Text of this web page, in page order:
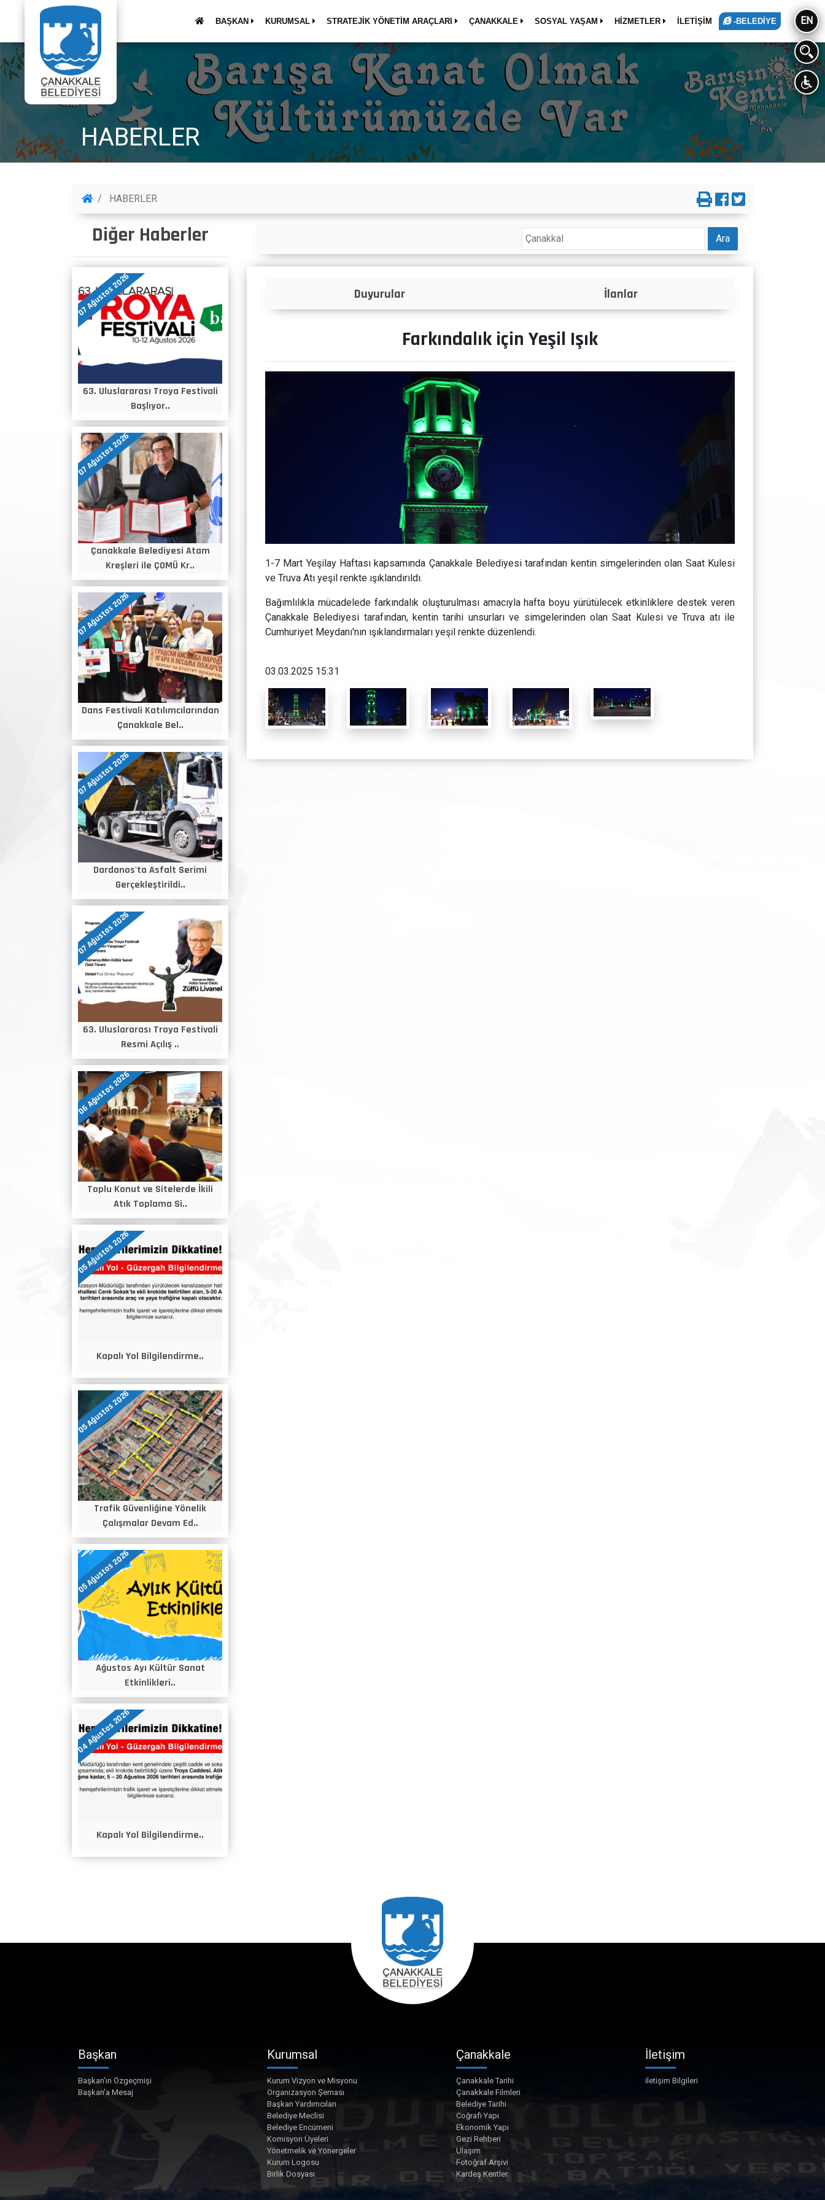
BAŞKAN KURUMSAL STRATEJİK YÖNETİM ARAÇLARI ÇANAKKALE SOSYAL YAŞAM HİZMETLER İLETİŞİM -BELEDİYE EN
HABERLER
HABERLER
Diğer Haberler
07 Ağustos 2026
63. Uluslararası Troya Festivali
Başlıyor..
07 Ağustos 2026
Çanakkale Belediyesi Atam
Kreşleri ile ÇOMÜ Kr..
07 Ağustos 2026
Dans Festivali Katılımcılarından
Çanakkale Bel..
07 Ağustos 2026
Dardanos'ta Asfalt Serimi
Gerçekleştirildi..
07 Ağustos 2026
63. Uluslararası Troya Festivali
Resmi Açılış ..
06 Ağustos 2026
Toplu Konut ve Sitelerde İkili
Atık Toplama Si..
05 Ağustos 2026
Kapalı Yol Bilgilendirme..
05 Ağustos 2026
Trafik Güvenliğine Yönelik
Çalışmalar Devam Ed..
05 Ağustos 2026
Ağustos Ayı Kültür Sanat
Etkinlikleri..
04 Ağustos 2026
Kapalı Yol Bilgilendirme..
Ara
Duyurular İlanlar Projeler
Farkındalık için Yeşil Işık
1-7 Mart Yeşilay Haftası kapsamında Çanakkale Belediyesi tarafından kentin simgelerinden olan Saat Kulesi
ve Truva Atı yeşil renkte ışıklandırıldı.
Bağımlılıkla mücadelede farkındalık oluşturulması amacıyla hafta boyu yürütülecek etkinliklere destek veren
Çanakkale Belediyesi tarafından, kentin tarihi unsurları ve simgelerinden olan Saat Kulesi ve Truva atı ile
Cumhuriyet Meydanı'nın ışıklandırmaları yeşil renkte düzenlendi.
03.03.2025 15:31
Başkan
Başkan'ın Özgeçmişi
Başkan'a Mesaj
Kurumsal
Kurum Vizyon ve Misyonu
Organizasyon Şeması
Başkan Yardımcıları
Belediye Meclisi
Belediye Encümeni
Komisyon Üyeleri
Yönetmelik ve Yönergeler
Kurum Logosu
Birlik Dosyası
Çanakkale
Çanakkale Tarihi
Çanakkale Filmleri
Belediye Tarihi
Coğrafi Yapı
Ekonomik Yapı
Gezi Rehberi
Ulaşım
Fotoğraf Arşivi
Kardeş Kentler
İletişim
iletişim Bilgileri